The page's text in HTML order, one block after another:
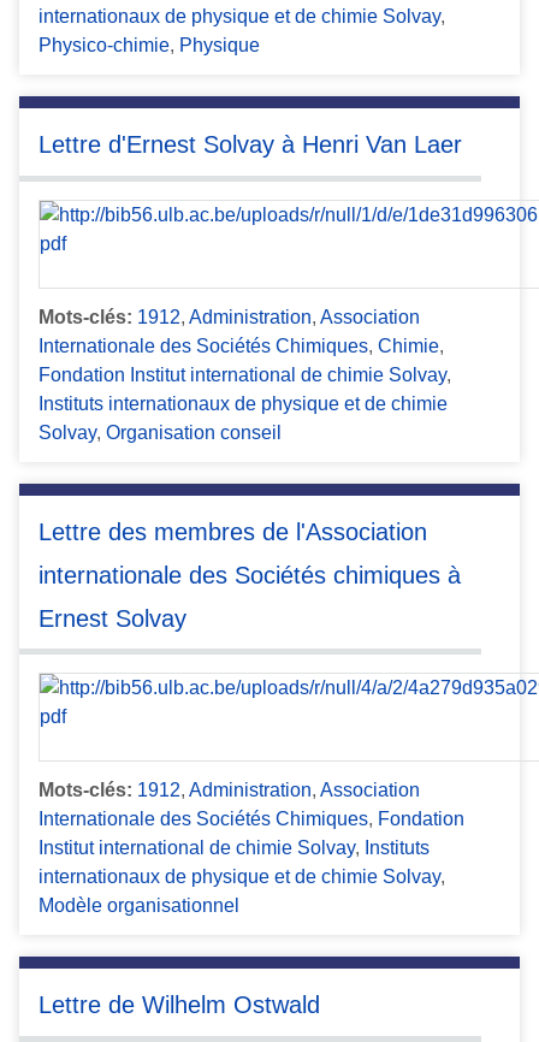
internationaux de physique et de chimie Solvay,
Physico-chimie, Physique
Lettre d'Ernest Solvay à Henri Van Laer
Mots-clés: 1912, Administration, Association
Internationale des Sociétés Chimiques, Chimie,
Fondation Institut international de chimie Solvay,
Instituts internationaux de physique et de chimie
Solvay, Organisation conseil
Lettre des membres de l'Association
internationale des Sociétés chimiques à
Ernest Solvay
Mots-clés: 1912, Administration, Association
Internationale des Sociétés Chimiques, Fondation
Institut international de chimie Solvay, Instituts
internationaux de physique et de chimie Solvay,
Modèle organisationnel
Lettre de Wilhelm Ostwald